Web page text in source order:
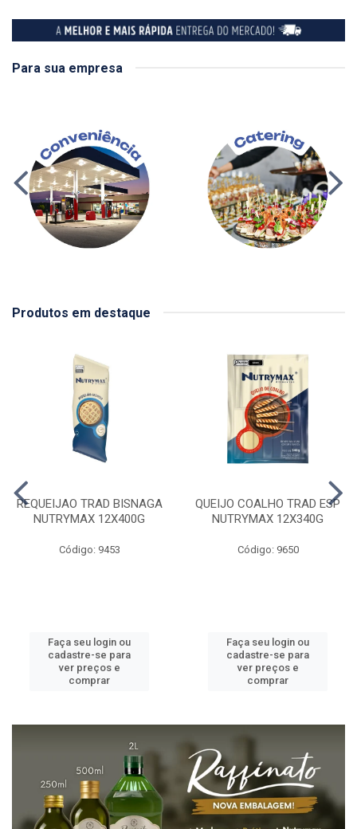
Para sua empresa
Produtos em destaque
REQUEIJAO TRAD BISNAGA
NUTRYMAX 12X400G
Código: 9453
Faça seu login ou
cadastre-se para
ver preços e
comprar
QUEIJO COALHO TRAD ESP
NUTRYMAX 12X340G
Código: 9650
Faça seu login ou
cadastre-se para
ver preços e
comprar